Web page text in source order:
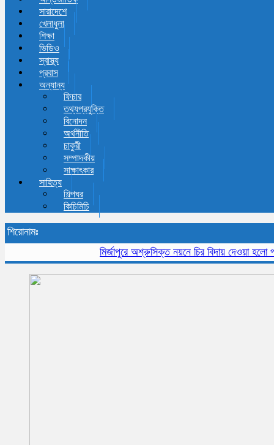
সারাদেশে
খেলাধুলা
শিক্ষা
ভিডিও
স্বাস্থ্য
প্রবাস
অন্যান্য
ফিচার
তথ্যপ্রযুক্তি
বিনোদন
অর্থনীতি
চাকুরী
সম্পাদকীয়
সাক্ষাৎকার
সাহিত্য
শিল্পঘর
কিচিমিচি
শিরোনামঃ
মির্জাপুরে অশ্রুসিক্ত নয়নে চির বিদায় দেওয়া হলো প্রবীন